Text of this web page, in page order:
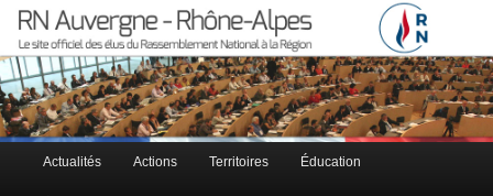
RN Auvergne – Rhône-Alpes
Le site officiel des élus RN à la région Auvergne – Rhône-Alpes
Menu principal
Aller au contenu principal
Aller au contenu secondaire
Actualités Actions Territoires Éducation